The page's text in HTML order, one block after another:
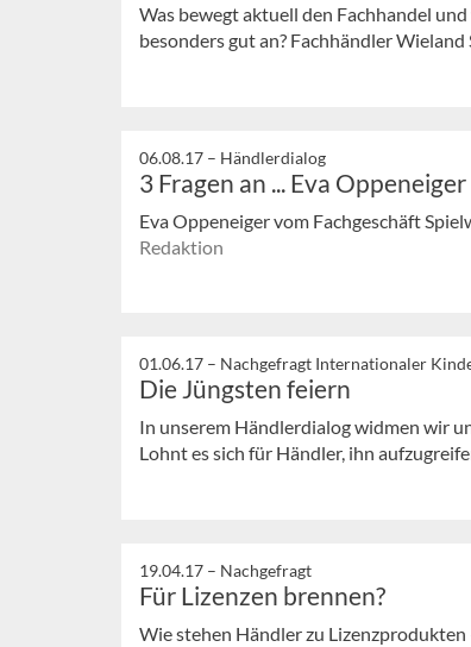
Was bewegt aktuell den Fachhandel
besonders gut an? Fachhändler
06.08.17 – Händlerdialog
3 Fragen an ... Eva Oppeneiger
Eva Oppeneiger vom Fachgeschäft
Redaktion
01.06.17 – Nachgefragt Internationaler
Die Jüngsten feiern
In unserem Händlerdialog widmen wir
Lohnt es sich für Händler, ihn
19.04.17 – Nachgefragt
Für Lizenzen brennen?
Wie stehen Händler zu Lizenzprodukten